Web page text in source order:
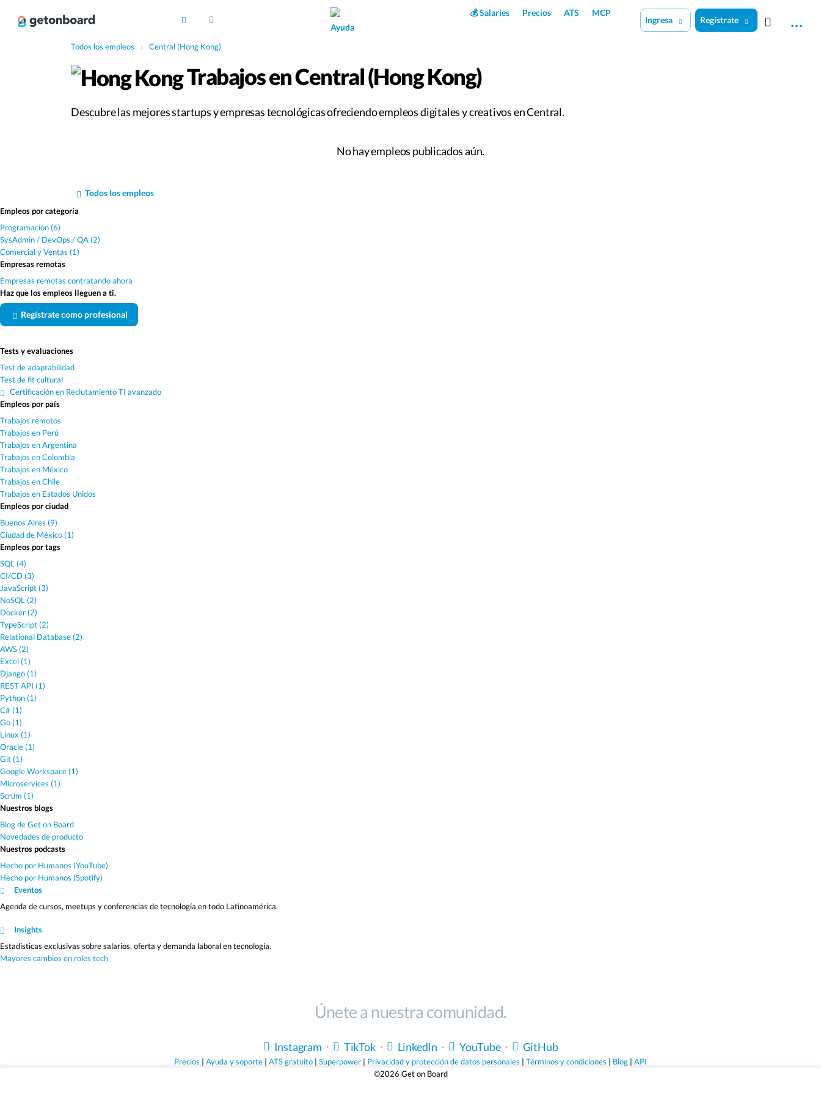
💰 Salaries Precios ATS
MCP
Ayuda
Ingresa Regístrate
Todos los empleos › Central (Hong Kong)
Trabajos en Central (Hong Kong)
Descubre las mejores startups y empresas tecnológicas ofreciendo empleos digitales y creativos en Central.
No hay empleos publicados aún.
Todos los empleos
Empleos por categoría
Programación (6)
SysAdmin / DevOps / QA (2)
Comercial y Ventas (1)
Empresas remotas
Empresas remotas contratando ahora
Haz que los empleos lleguen a ti.
Regístrate como profesional
Tests y evaluaciones
Test de adaptabilidad
Test de fit cultural
Certificación en Reclutamiento TI avanzado
Empleos por país
Trabajos remotos
Trabajos en Perú
Trabajos en Argentina
Trabajos en Colombia
Trabajos en México
Trabajos en Chile
Trabajos en Estados Unidos
Empleos por ciudad
Buenos Aires (9)
Ciudad de México (1)
Empleos por tags
SQL (4)
CI/CD (3)
JavaScript (3)
NoSQL (2)
Docker (2)
TypeScript (2)
Relational Database (2)
AWS (2)
Excel (1)
Django (1)
REST API (1)
Python (1)
C# (1)
Go (1)
Linux (1)
Oracle (1)
Git (1)
Google Workspace (1)
Microservices (1)
Scrum (1)
Nuestros blogs
Blog de Get on Board
Novedades de producto
Nuestros podcasts
Hecho por Humanos (YouTube)
Hecho por Humanos (Spotify)
Eventos
Agenda de cursos, meetups y conferencias de tecnología en todo Latinoamérica.
Insights
Estadísticas exclusivas sobre salarios, oferta y demanda laboral en tecnología.
Mayores cambios en roles tech
Únete a nuestra comunidad.
Instagram ・ TikTok・ LinkedIn ・ YouTube・ GitHub
Precios | Ayuda y soporte | ATS gratuito | Superpower | Privacidad y protección de datos personales | Términos y condiciones | Blog | API
©2026 Get on Board